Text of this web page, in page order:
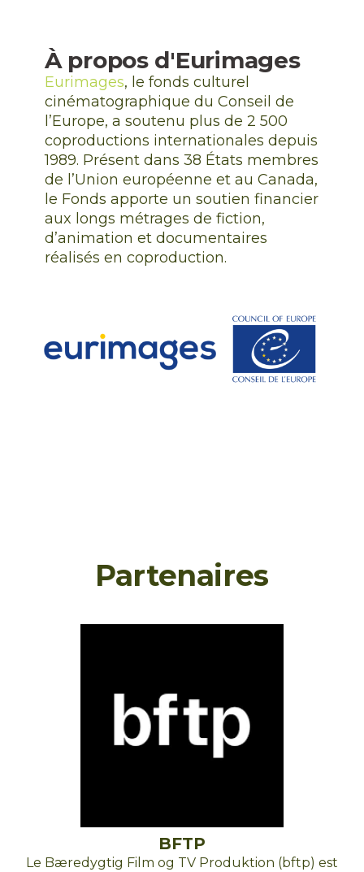
À propos d'Eurimages
Eurimages, le fonds culturel
cinématographique du Conseil de
l’Europe, a soutenu plus de 2 500
coproductions internationales depuis
1989. Présent dans 38 États membres
de l’Union européenne et au Canada,
le Fonds apporte un soutien financier
aux longs métrages de fiction,
d’animation et documentaires
réalisés en coproduction.
Partenaires
BFTP
Le Bæredygtig Film og TV Produktion (bftp) est